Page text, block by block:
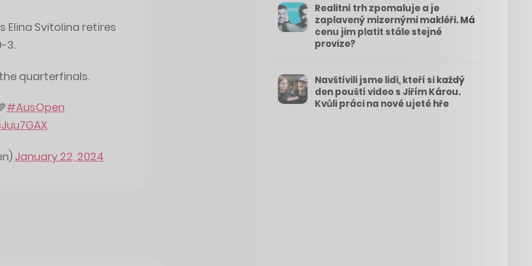
Elina Svitolina retires
3.
quarterfinals.
#AusOpen
January 22, 2024
Realitní trh zpomaluje a je
zaplavený mizernými makléři. Má
cenu jim platit stále stejné
provize?
Navštívili jsme lidi, kteří si každý
den pouští video s Jiřím Károu.
Kvůli práci na nové ujeté hře